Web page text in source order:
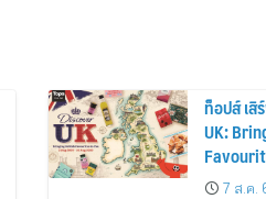
ท็อปส์ เ
UK:
อร่อยและ
7 ส.ค.